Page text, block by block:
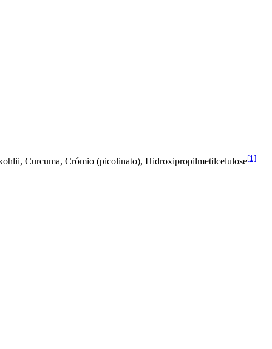
Curcuma, Crómio (picolinato), Hidroxipropilmetilcelulose[1]